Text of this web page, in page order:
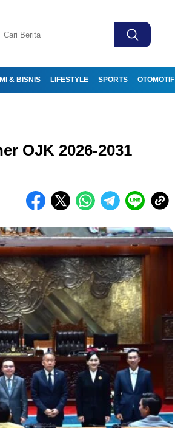
& BISNIS LIFESTYLE SPORTS OTOMOTIF
OJK 2026-2031